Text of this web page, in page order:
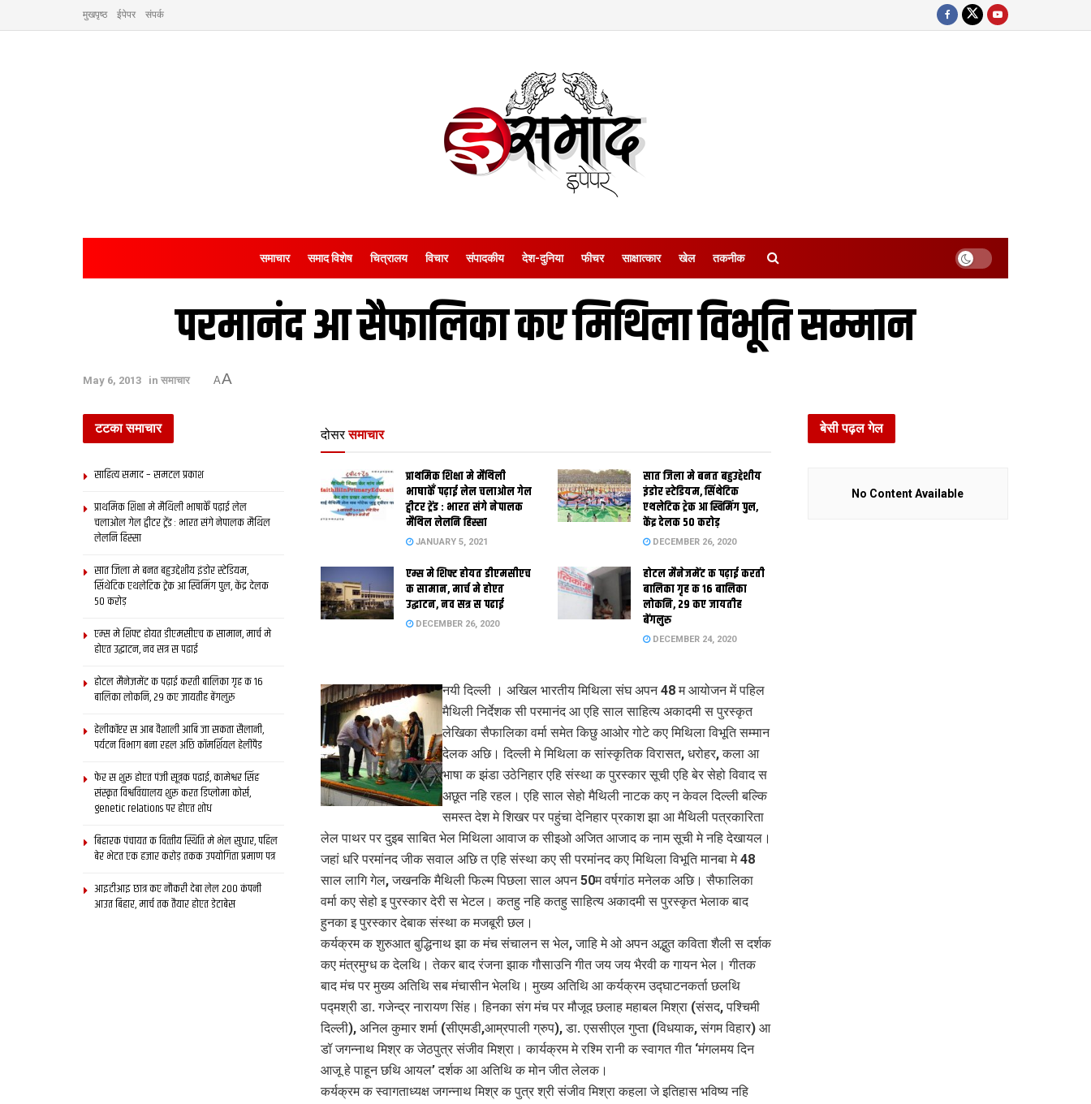
मुखपृष्ठ ईपेपर संपर्क
समाचार समाद विशेष चित्रालय विचार संपादकीय देश-दुनिया फीचर साक्षात्‍कार खेल तकनीक
परमानंद आ सैफालिका कए मिथिला विभूति सम्मान
May 6, 2013 in समाचार AA
दोसर समाचार
प्राथमिक शि‍क्षा मे मैथि‍ली
भाषाकेँ पढ़ाई लेल चलाओल गेल
ट्वीटर ट्रेंड : भारत संगे नेपालक
मैथिल लेलनि हिस्सा
JANUARY 5, 2021
सात जिला मे बनत बहुउद्देशीय
इंडोर स्‍टेडि‍यम, सिंथेटिक
एथलेटिक ट्रेक आ स्विमिंग पुल,
केंद्र देलक 50 करोड़
DECEMBER 26, 2020
एम्स मे शिफ्ट होयत डीएमसीएच
क सामान, मार्च मे होएत
उद्घाटन, नव सत्र स पढाई
DECEMBER 26, 2020
होटल मैनेजमेंट क पढ़ाई करती
बालिका गृह क 16 बालिका
लोकनि, 29 कए जायतीह
बेंगलुरु
DECEMBER 24, 2020
नयी दिल्ली । अखिल भारतीय मिथिला संघ अपन 48 म आयोजन में पहिल
मैथिली निर्देशक सी परमानंद आ एहि साल साहित्य अकादमी स पुरस्कृत
लेखिका सैफालिका वर्मा समेत किछु आओर गोटे कए मिथिला विभूति सम्मान
देलक अछि। दिल्ली मे मिथिला क सांस्कृतिक विरासत, धरोहर, कला आ
भाषा क झंडा उठेनिहार एहि संस्था क पुरस्कार सूची एहि बेर सेहो विवाद स
अछूत नहि रहल। एहि साल सेहो मैथिली नाटक कए न केवल दिल्ली बल्कि
समस्त देश मे शिखर पर पहुंचा देनिहार प्रकाश झा आ मैथिली पत्रकारिता
लेल पाथर पर दुइब साबित भेल मिथिला आवाज क सीइओ अजित आजाद क नाम सूची मे नहि देखायल।
जहां धरि परमांनद जीक सवाल अछि त एहि संस्था कए सी परमांनद कए मिथिला विभूति मानबा मे 48
साल लागि गेल, जखनकि मैथिली फिल्म पिछला साल अपन 50म वर्षगांठ मनेलक अछि। सैफालिका
वर्मा कए सेहो इ पुरस्कार देरी स भेटल। कतहु नहि कतहु साहित्य अकादमी स पुरस्कृत भेलाक बाद
हुनका इ पुरस्कार देबाक संस्था क मजबूरी छल।
कर्यक्रम क शुरुआत बुद्धिनाथ झा क मंच संचालन स भेल, जाहि मे ओ अपन अद्भुत कविता शैली स दर्शक
कए मंत्रमुग्ध क देलथि। तेकर बाद रंजना झाक गौसाउनि गीत जय जय भैरवी क गायन भेल। गीतक
बाद मंच पर मुख्य अतिथि सब मंचासीन भेलथि। मुख्य अतिथि आ कर्यक्रम उद्घाटनकर्ता छलथि
पद्मश्री डा. गजेन्द्र नारायण सिंह। हिनका संग मंच पर मौजूद छलाह महाबल मिश्रा (संसद, पश्चिमी
दिल्ली), अनिल कुमार शर्मा (सीएमडी,आम्रपाली ग्रुप), डा. एससीएल गुप्ता (विधयाक, संगम विहार) आ
डॉ जगन्नाथ मिश्र क जेठपुत्र संजीव मिश्रा। कार्यक्रम मे रश्मि रानी क स्वागत गीत ‘मंगलमय दिन
आजू हे पाहून छथि आयल’ दर्शक आ अतिथि क मोन जीत लेलक।
कर्यक्रम क स्वागताध्यक्ष जगन्नाथ मिश्र क पुत्र श्री संजीव मिश्रा कहला जे इतिहास भविष्य नहि
टटका समाचार
साहित्य समाद – समटल प्रकाश
प्राथमिक शि‍क्षा मे मैथि‍ली भाषाकेँ पढ़ाई लेल
चलाओल गेल ट्वीटर ट्रेंड : भारत संगे नेपालक मैथिल
लेलनि हिस्सा
सात जिला मे बनत बहुउद्देशीय इंडोर स्‍टेडि‍यम,
सिंथेटिक एथलेटिक ट्रेक आ स्विमिंग पुल, केंद्र देलक
50 करोड़
एम्स मे शिफ्ट होयत डीएमसीएच क सामान, मार्च मे
होएत उद्घाटन, नव सत्र स पढाई
होटल मैनेजमेंट क पढ़ाई करती बालिका गृह क 16
बालिका लोकनि, 29 कए जायतीह बेंगलुरु
हेलीकॉप्टर स आब वैशाली आबि जा सकता सैलानी,
पर्यटन विभाग बना रहल अछि कॉमर्शियल हेलीपैड
फेर स शुरू होएत पंजी सूत्रक पढाई, कामेश्वर सिंह
संस्कृत विश्वविद्यालय शुरू करत डिप्लोमा कोर्स,
genetic relations पर होएत शोध
बिहारक पंचायत क वित्‍तीय स्थिति मे भेल सुधार, पहिल
बेर भेटत एक हजार करोड़ तकक उपयोगिता प्रमाण पत्र
आइटीआइ छात्र कए नौकरी देबा लेल 200 कंपनी
आउत बिहार, मार्च तक तैयार होएत डेटाबेस
बेसी पढ़ल गेल
No Content Available